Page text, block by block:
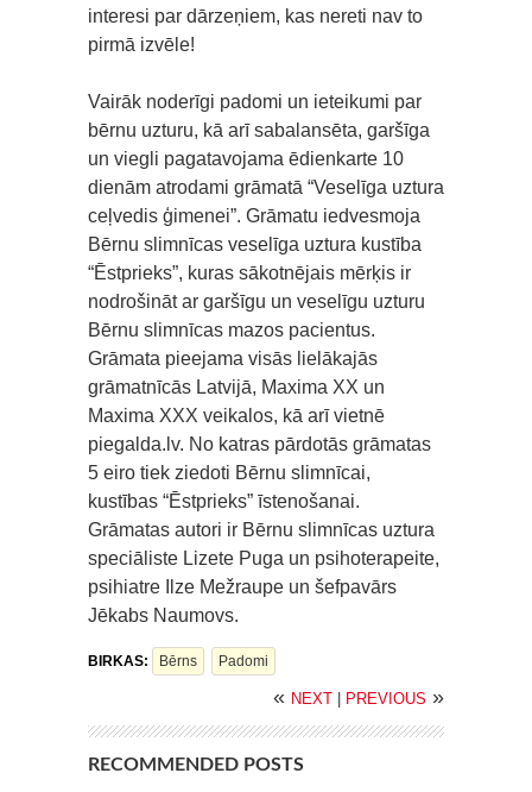
interesi par dārzeņiem, kas nereti nav to
pirmā izvēle!
Vairāk noderīgi padomi un ieteikumi par
bērnu uzturu, kā arī sabalansēta, garšīga
un viegli pagatavojama ēdienkarte 10
dienām atrodami grāmatā “Veselīga uztura
ceļvedis ģimenei”. Grāmatu iedvesmoja
Bērnu slimnīcas veselīga uztura kustība
“Ēstprieks”, kuras sākotnējais mērķis ir
nodrošināt ar garšīgu un veselīgu uzturu
Bērnu slimnīcas mazos pacientus.
Grāmata pieejama visās lielākajās
grāmatnīcās Latvijā, Maxima XX un
Maxima XXX veikalos, kā arī vietnē
piegalda.lv. No katras pārdotās grāmatas
5 eiro tiek ziedoti Bērnu slimnīcai,
kustības “Ēstprieks” īstenošanai.
Grāmatas autori ir Bērnu slimnīcas uztura
speciāliste Lizete Puga un psihoterapeite,
psihiatre Ilze Mežraupe un šefpavārs
Jēkabs Naumovs.
BIRKAS: Bērns Padomi
« NEXT PREVIOUS »
RECOMMENDED POSTS